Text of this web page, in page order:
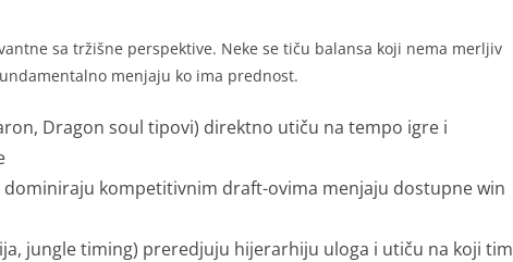
sa tržišne perspektive. Neke se tiču balansa koji nema merljiv
menjaju ko ima prednost.
Dragon soul tipovi) direktno utiču na tempo igre i
kompetitivnim draft-ovima menjaju dostupne win
jungle timing) preredjuju hijerarhiju uloga i utiču na koji tim